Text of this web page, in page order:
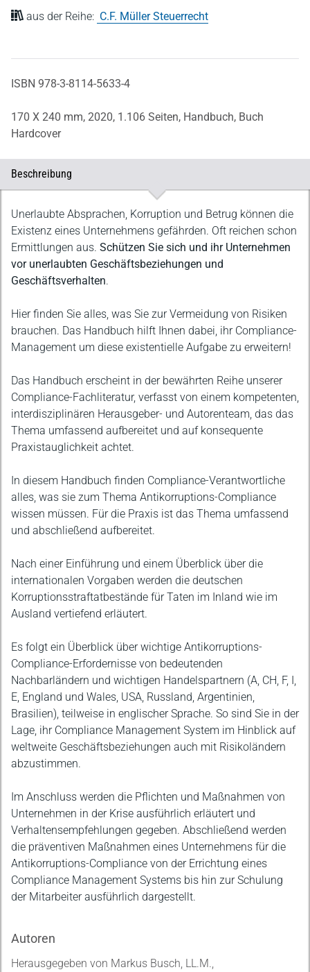
aus der Reihe: C.F. Müller Steuerrecht
ISBN 978-3-8114-5633-4
170 X 240 mm, 2020, 1.106 Seiten, Handbuch, Buch
Hardcover
Beschreibung
Beschreibung
Unerlaubte Absprachen, Korruption und Betrug können die
Existenz eines Unternehmens gefährden. Oft reichen schon
Ermittlungen aus. Schützen Sie sich und ihr Unternehmen
vor unerlaubten Geschäftsbeziehungen und
Geschäftsverhalten.
Hier finden Sie alles, was Sie zur Vermeidung von Risiken
brauchen. Das Handbuch hilft Ihnen dabei, ihr Compliance-
Management um diese existentielle Aufgabe zu erweitern!
Das Handbuch erscheint in der bewährten Reihe unserer
Compliance-Fachliteratur, verfasst von einem kompetenten,
interdisziplinären Herausgeber- und Autorenteam, das das
Thema umfassend aufbereitet und auf konsequente
Praxistauglichkeit achtet.
In diesem Handbuch finden Compliance-Verantwortliche
alles, was sie zum Thema Antikorruptions-Compliance
wissen müssen. Für die Praxis ist das Thema umfassend
und abschließend aufbereitet.
Nach einer Einführung und einem Überblick über die
internationalen Vorgaben werden die deutschen
Korruptionsstraftatbestände für Taten im Inland wie im
Ausland vertiefend erläutert.
Es folgt ein Überblick über wichtige Antikorruptions-
Compliance-Erfordernisse von bedeutenden
Nachbarländern und wichtigen Handelspartnern (A, CH, F, I,
E, England und Wales, USA, Russland, Argentinien,
Brasilien), teilweise in englischer Sprache. So sind Sie in der
Lage, ihr Compliance Management System im Hinblick auf
weltweite Geschäftsbeziehungen auch mit Risikoländern
abzustimmen.
Im Anschluss werden die Pflichten und Maßnahmen von
Unternehmen in der Krise ausführlich erläutert und
Verhaltensempfehlungen gegeben. Abschließend werden
die präventiven Maßnahmen eines Unternehmens für die
Antikorruptions-Compliance von der Errichtung eines
Compliance Management Systems bis hin zur Schulung
der Mitarbeiter ausführlich dargestellt.
Autoren
Herausgegeben von Markus Busch, LL.M.,